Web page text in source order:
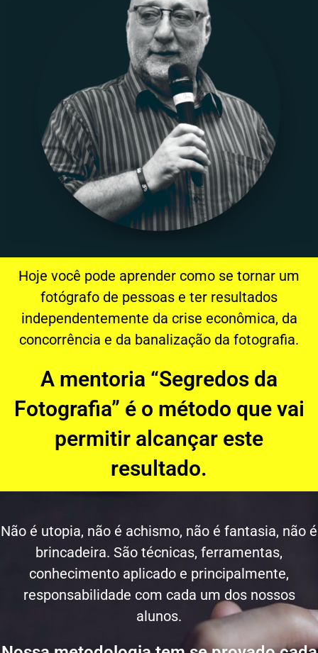
Hoje você pode aprender como se tornar um
fotógrafo de pessoas e ter resultados
independentemente da crise econômica, da
concorrência e da banalização da fotografia.
A mentoria “Segredos da
Fotografia” é o método que vai
permitir alcançar este
resultado.
Não é utopia, não é achismo, não é fantasia, não é
brincadeira. São técnicas, ferramentas,
conhecimento aplicado e principalmente,
responsabilidade com cada um dos nossos
alunos.